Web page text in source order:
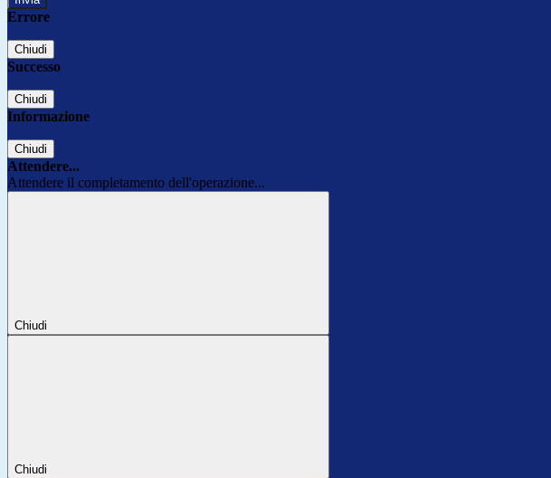
Errore
Chiudi
Successo
Chiudi
Informazione
Chiudi
Attendere...
Attendere il completamento dell'operazione...
Chiudi
Chiudi